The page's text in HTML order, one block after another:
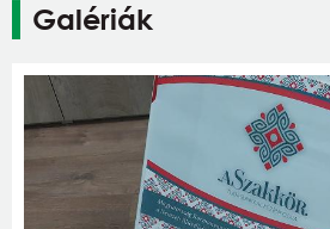
Galériák